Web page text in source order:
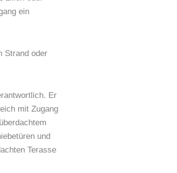
ein
Strand oder
Er
mit Zugang
und
Terasse